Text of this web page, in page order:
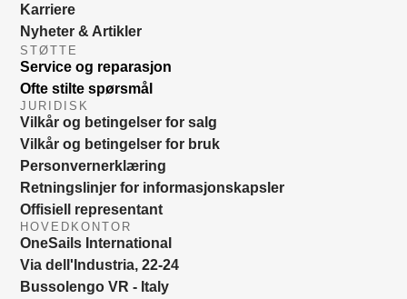
Karriere
Nyheter & Artikler
STØTTE
Service og reparasjon
Ofte stilte spørsmål
JURIDISK
Vilkår og betingelser for salg
Vilkår og betingelser for bruk
Personvernerklæring
Retningslinjer for informasjonskapsler
Offisiell representant
HOVEDKONTOR
OneSails International
Via dell'Industria, 22-24
Bussolengo VR - Italy